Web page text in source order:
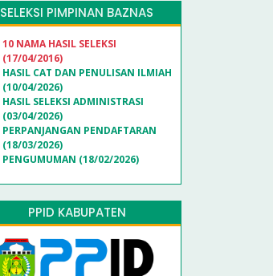
SELEKSI PIMPINAN BAZNAS
10 NAMA HASIL SELEKSI
(17/04/2016)
HASIL CAT DAN PENULISAN ILMIAH
(10/04/2026)
HASIL SELEKSI ADMINISTRASI
(03/04/2026)
PERPANJANGAN PENDAFTARAN
(18/03/2026)
PENGUMUMAN (18/02/2026)
PPID KABUPATEN